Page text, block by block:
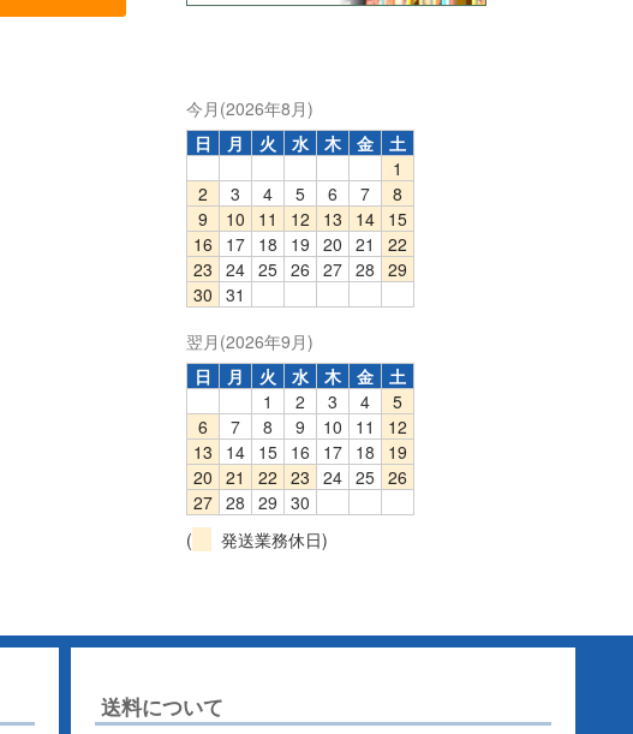
今月(2026年8月)
日
月 火 水 木 金
土
1
2
3 4 5 6 7
8
9
10 11 12 13 14 15
16
17 18 19 20 21
22
23 24 25 26 27 28 29
30 31
翌月(2026年9月)
日
月 火 水 木 金
土
1
2 3 4
5
6
7 8 9 10 11
12
13
14 15 16 17 18
19
20 21 22 23 24 25 26
27 28 29 30
(
発送業務休日)
送料について